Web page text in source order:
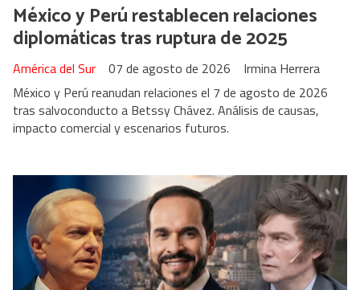
México y Perú restablecen relaciones
diplomáticas tras ruptura de 2025
Irmina Herrera
América del Sur
07 de agosto de 2026
México y Perú reanudan relaciones el 7 de agosto de 2026
tras salvoconducto a Betssy Chávez. Análisis de causas,
impacto comercial y escenarios futuros.